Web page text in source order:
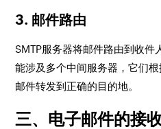
3. 邮件路由
SMTP服务器将邮件路由到收件
能涉及多个中间服务器，它们
邮件转发到正确的目的地。
三、电子邮件的接